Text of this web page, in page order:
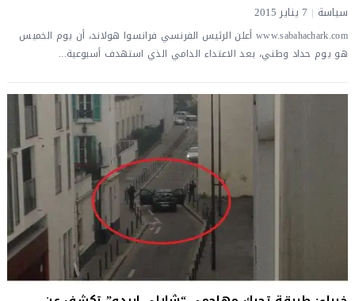
سياسة 7 يناير 2015
www.sabahachark.com أعلن الرئيس الفرنسي فرانسوا هولاند، أن يوم الخميس
هو يوم حداد وطني، بعد الاعتداء الدامي الذي استهدف أسبوعية...